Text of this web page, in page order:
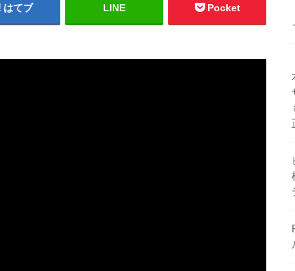
はてブ LINE Pocket